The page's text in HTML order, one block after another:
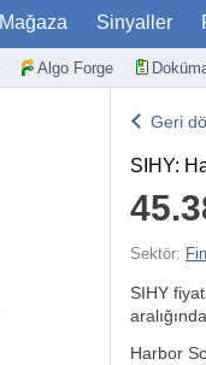
Mağaza Sinyaller
Algo Forge
Geri
SIHY:
Sektör:
SIHY
Harbor